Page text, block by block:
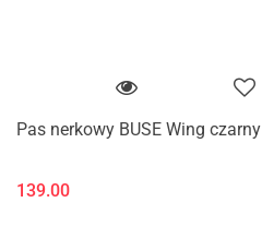
Pas nerkowy BUSE Wing czarny
139.00